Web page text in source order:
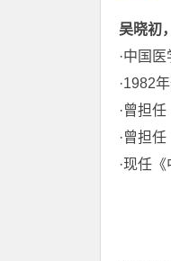
吴晓初
·中国
·1982
·曾担
·曾担
·现任